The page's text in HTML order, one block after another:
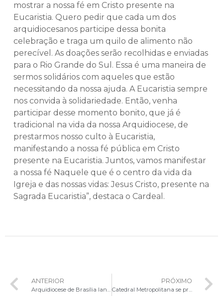
mostrar a nossa fé em Cristo presente na
Eucaristia. Quero pedir que cada um dos
arquidiocesanos participe dessa bonita
celebração e traga um quilo de alimento não
perecível. As doações serão recolhidas e enviadas
para o Rio Grande do Sul. Essa é uma maneira de
sermos solidários com aqueles que estão
necessitando da nossa ajuda. A Eucaristia sempre
nos convida à solidariedade. Então, venha
participar desse momento bonito, que já é
tradicional na vida da nossa Arquidiocese, de
prestarmos nosso culto à Eucaristia,
manifestando a nossa fé pública em Cristo
presente na Eucaristia. Juntos, vamos manifestar
a nossa fé Naquele que é o centro da vida da
Igreja e das nossas vidas: Jesus Cristo, presente na
Sagrada Eucaristia”, destaca o Cardeal.
ANTERIOR PRÓXIMO